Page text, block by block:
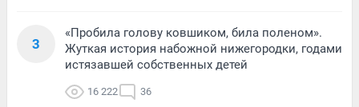
3
«Пробила голову ковшиком, била поленом».
Жуткая история набожной нижегородки, годами
истязавшей собственных детей
16 222 36